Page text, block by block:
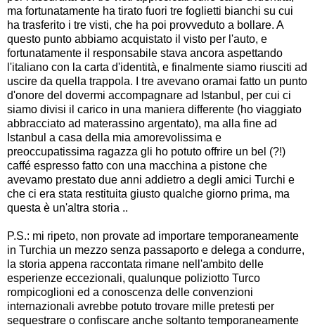
ma fortunatamente ha tirato fuori tre foglietti bianchi su cui
ha trasferito i tre visti, che ha poi provveduto a bollare. A
questo punto abbiamo acquistato il visto per l'auto, e
fortunatamente il responsabile stava ancora aspettando
l'italiano con la carta d'identità, e finalmente siamo riusciti ad
uscire da quella trappola. I tre avevano oramai fatto un punto
d'onore del dovermi accompagnare ad Istanbul, per cui ci
siamo divisi il carico in una maniera differente (ho viaggiato
abbracciato ad materassino argentato), ma alla fine ad
Istanbul a casa della mia amorevolissima e
preoccupatissima ragazza gli ho potuto offrire un bel (?!)
caffé espresso fatto con una macchina a pistone che
avevamo prestato due anni addietro a degli amici Turchi e
che ci era stata restituita giusto qualche giorno prima, ma
questa è un'altra storia ..
P.S.: mi ripeto, non provate ad importare temporaneamente
in Turchia un mezzo senza passaporto e delega a condurre,
la storia appena raccontata rimane nell'ambito delle
esperienze eccezionali, qualunque poliziotto Turco
rompicoglioni ed a conoscenza delle convenzioni
internazionali avrebbe potuto trovare mille pretesti per
sequestrare o confiscare anche soltanto temporaneamente